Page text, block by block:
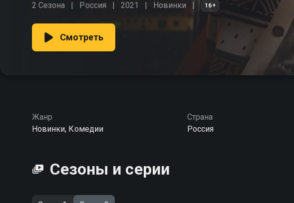
2 Сезона Россия 2021 Новинки 16+
Смотреть
Жанр
Новинки, Комедии
Страна
Россия
Сезоны и серии